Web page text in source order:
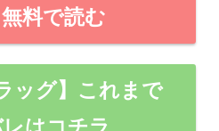
料で読む
ッグ】これまで
はコチラ